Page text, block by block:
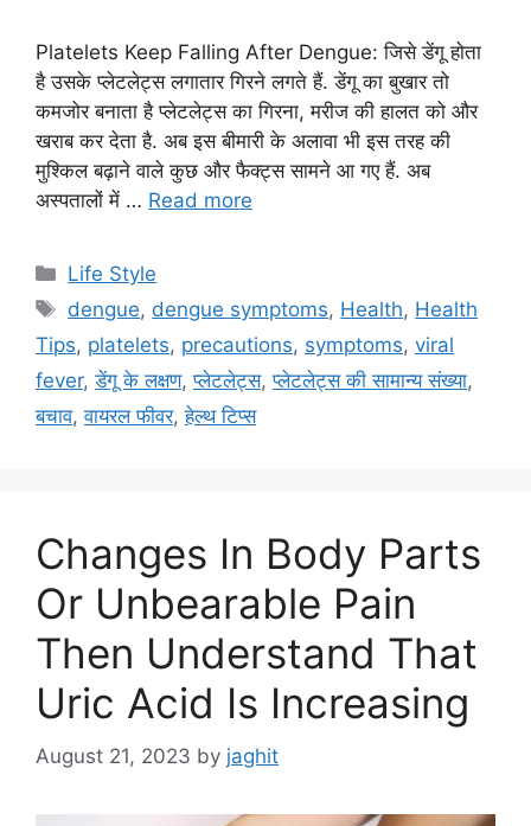
Platelets Keep Falling After Dengue: जिसे डेंगू होता
है उसके प्लेटलेट्स लगातार गिरने लगते हैं. डेंगू का बुखार तो
कमजोर बनाता है प्लेटलेट्स का गिरना, मरीज की हालत को और
खराब कर देता है. अब इस बीमारी के अलावा भी इस तरह की
मुश्किल बढ़ाने वाले कुछ और फैक्ट्स सामने आ गए हैं. अब
अस्पतालों में … Read more
C
a
e
g
o
s
Life Style
T
a
s
dengue, dengue symptoms, Health, Health
Tips, platelets, precautions, symptoms, viral
fever,डेंगू के लक्षण,प्लेटलेट्स,प्लेटलेट्स की सामान्य संख्या,
बचाव,वायरल फीवर,हेल्थ टिप्स
Changes In Body Parts
Or Unbearable Pain
Then Understand That
Uric Acid Is Increasing
August 21, 2023 by jaghit